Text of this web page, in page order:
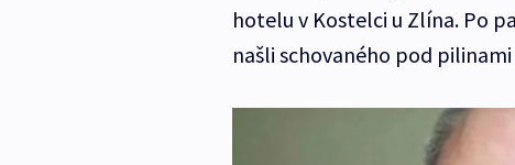
hotelu v Kostelci u Zlína. Po
našli schovaného pod